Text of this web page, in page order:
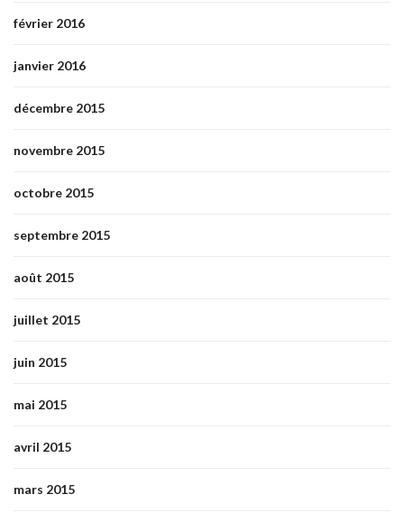
février 2016
janvier 2016
décembre 2015
novembre 2015
octobre 2015
septembre 2015
août 2015
juillet 2015
juin 2015
mai 2015
avril 2015
mars 2015